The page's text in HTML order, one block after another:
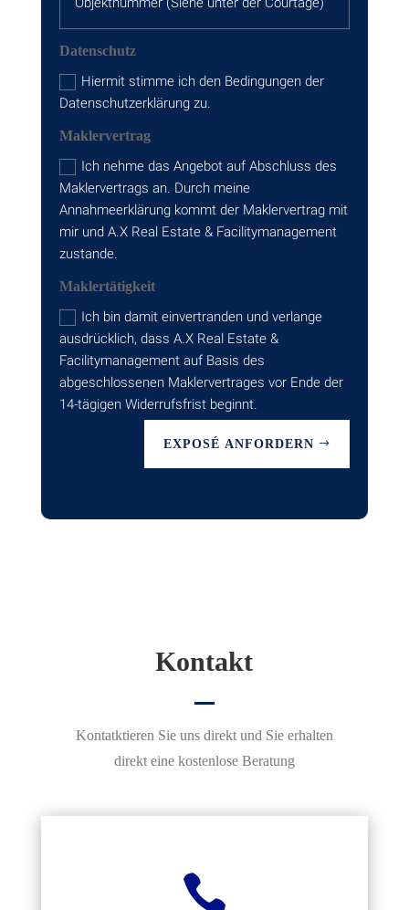
Datenschutz
Hiermit stimme ich den Bedingungen der
Datenschutzerklärung zu.
Maklervertrag
Ich nehme das Angebot auf Abschluss des
Maklervertrags an. Durch meine
Annahmeerklärung kommt der Maklervertrag mit
mir und A.X Real Estate & Facilitymanagement
zustande.
Maklertätigkeit
Ich bin damit einvertranden und verlange
ausdrücklich, dass A.X Real Estate &
Facilitymanagement auf Basis des
abgeschlossenen Maklervertrages vor Ende der
14-tägigen Widerrufsfrist beginnt.
EXPOSÉ ANFORDERN
Kontakt
Kontatktieren Sie uns direkt und Sie erhalten
direkt eine kostenlose Beratung
